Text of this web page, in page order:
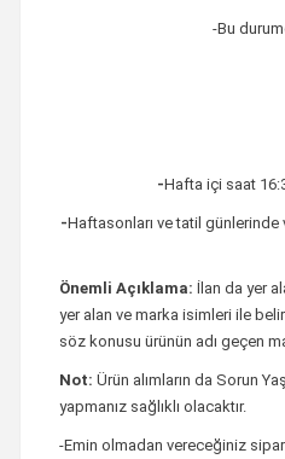
-Bu
-Hafta içi saat
-Haftasonları ve tatil
Önemli Açıklama: İlan da yer
yer alan ve marka isimleri ile
söz konusu ürünün adı geçen
Not: Ürün alımların da Sorun
yapmanız sağlıklı olacaktır.
-Emin olmadan vereceğiniz